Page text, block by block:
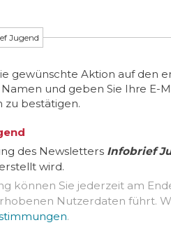
Jugend
gewünschte Aktion auf den
und geben Sie Ihre E-
zu bestätigen.
des Newsletters Infobrief
wird.
können Sie jederzeit am
.